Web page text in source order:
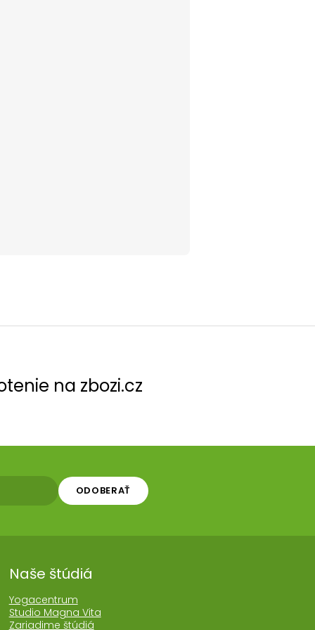
na zbozi.cz
ODOBERAŤ
Naše štúdiá
Yogacentrum
Studio Magna Vita
Zariadime štúdiá